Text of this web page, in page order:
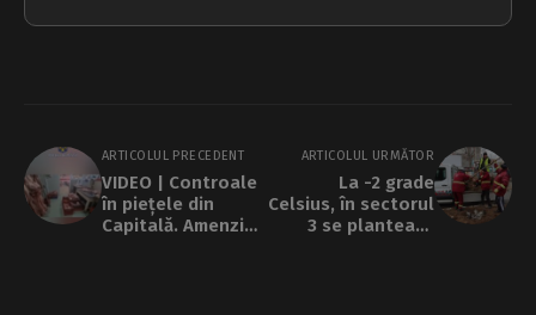
ARTICOLUL PRECEDENT
VIDEO | Controale
în piețele din
Capitală. Amenzi
ARTICOLUL URMĂTOR
La -2 grade
Celsius, în sectorul
3 se plantează